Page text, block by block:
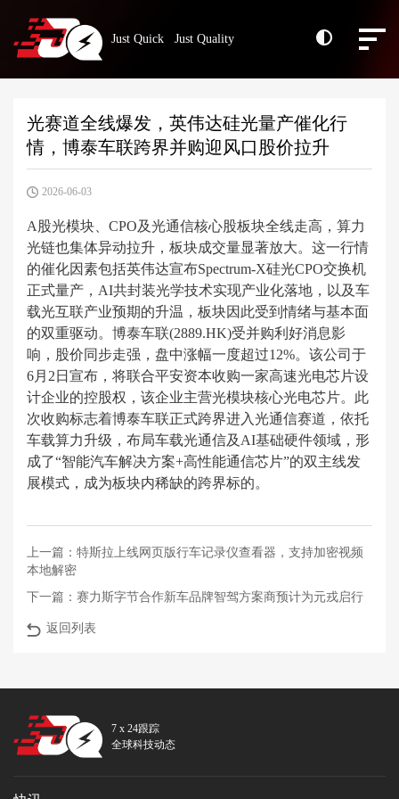
Just Quick Just Quality
光赛道全线爆发，英伟达硅光量产催化行
情，博泰车联跨界并购迎风口股价拉升
2026-06-03
A股光模块、CPO及光通信核心股板块全线走高，算力
光链也集体异动拉升，板块成交量显著放大。这一行情
的催化因素包括英伟达宣布Spectrum-X硅光CPO交换机
正式量产，AI共封装光学技术实现产业化落地，以及车
载光互联产业预期的升温，板块因此受到情绪与基本面
的双重驱动。博泰车联(2889.HK)受并购利好消息影
响，股价同步走强，盘中涨幅一度超过12%。该公司于
6月2日宣布，将联合平安资本收购一家高速光电芯片设
计企业的控股权，该企业主营光模块核心光电芯片。此
次收购标志着博泰车联正式跨界进入光通信赛道，依托
车载算力升级，布局车载光通信及AI基础硬件领域，形
成了“智能汽车解决方案+高性能通信芯片”的双主线发
展模式，成为板块内稀缺的跨界标的。
上一篇： 特斯拉上线网页版行车记录仪查看器，支持加密视频
本地解密
下一篇： 赛力斯字节合作新车品牌智驾方案商预计为元戎启行
返回列表
7 x 24跟踪
全球科技动态